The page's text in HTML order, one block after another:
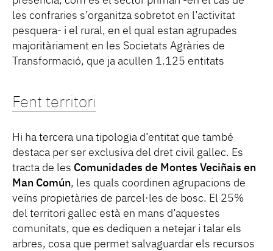
les confraries s’organitza sobretot en l’activitat
pesquera- i el rural, en el qual estan agrupades
majoritàriament en les Societats Agràries de
Transformació, que ja acullen 1.125 entitats
Fent territori
Hi ha tercera una tipologia d’entitat que també
destaca per ser exclusiva del dret civil gallec. Es
tracta de les Comunidades de Montes Veciñais en
Man Común, les quals coordinen agrupacions de
veïns propietàries de parcel·les de bosc. El 25%
del territori gallec està en mans d’aquestes
comunitats, que es dediquen a netejar i talar els
arbres, cosa que permet salvaguardar els recursos